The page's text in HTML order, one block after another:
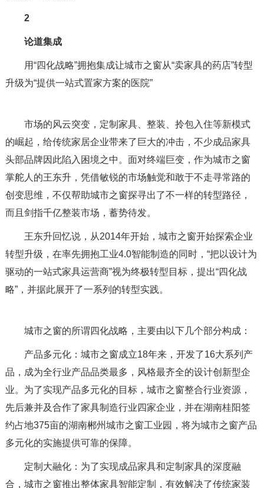
2
论道集成
用“四化战略”拥抱集成让城市之窗从“卖家具的药店”转型
升级为“提供一站式置家方案的医院”
市场的风云突变，定制家具、整装、拎包入住等新模式
的崛起，给传统家居企业带来了巨大的冲击，不少成品家具
头部品牌因此陷入困境之中。面对终端巨变，作为城市之窗
掌舵人的王东升，凭借敏锐的市场触觉和敢于不走寻常路的
创变思维，不仅帮助城市之窗探寻出了不一样的转型路径，
而且剑指千亿整装市场，蓄势待发。
王东升回忆说，从2014年开始，城市之窗开始探索企业
转型升级，在率先拥抱工业4.0智能制造的同时，“把以设计为
驱动的一站式家具运营商”视为终极转型目标，提出“四化战
略”，并据此展开了一系列的转型实践。
城市之窗的所谓四化战略，主要由以下几个部分构成：
产品多元化：城市之窗成立18年来，开发了16大系列产
品，成为全行业产品品类最多，风格最齐全的设计创新型企
业。为了实现产品多元化的目标，城市之窗整合行业资源，
先后兼并及合作了家具制造行业四家企业，并在湖南桂阳签
约占地375亩的湖南郴州城市之窗工业园，将为城市之窗产品
多元化的实施提供可靠的保障。
定制大融化：为了实现成品家具和定制家具的深度融
合，城市之窗推出整体家具智能定制，有效解决了传统家装